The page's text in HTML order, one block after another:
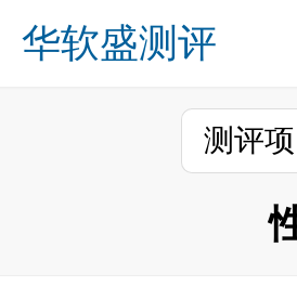
华软盛测评
测评项